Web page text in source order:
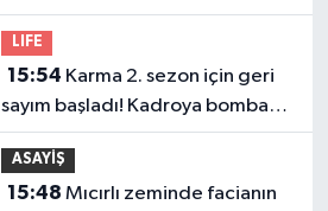
sonu oldu
LIFE
15:54
sayım başladı! Kadroya bomba
isimler dahil oldu
ASAYİŞ
15:48